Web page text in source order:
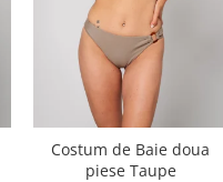
Costum de Baie doua
piese Taupe